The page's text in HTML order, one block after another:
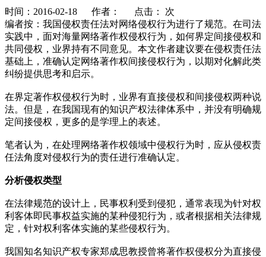
时间：2016-02-18 作者： 点击：
次
编者按：我国侵权责任法对网络侵权行为进行了规范。在司法
实践中，面对海量网络著作权侵权行为，如何界定间接侵权和
共同侵权，业界持有不同意见。本文作者建议要在侵权责任法
基础上，准确认定网络著作权间接侵权行为，以期对化解此类
纠纷提供思考和启示。
在界定著作权侵权行为时，业界有直接侵权和间接侵权两种说
法。但是，在我国现有的知识产权法律体系中，并没有明确规
定间接侵权，更多的是学理上的表述。
笔者认为，在处理网络著作权领域中侵权行为时，应从侵权责
任法角度对侵权行为的责任进行准确认定。
分析侵权类型
在法律规范的设计上，民事权利受到侵犯，通常表现为针对权
利客体即民事权益实施的某种侵犯行为，或者根据相关法律规
定，针对权利客体实施的某些侵权行为。
我国知名知识产权专家郑成思教授曾将著作权侵权分为直接侵